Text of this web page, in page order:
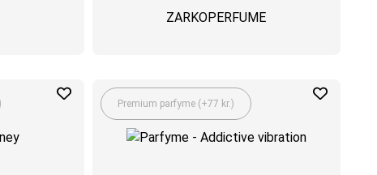
ZARKOPERFUME
Premium parfyme (+77 kr.)